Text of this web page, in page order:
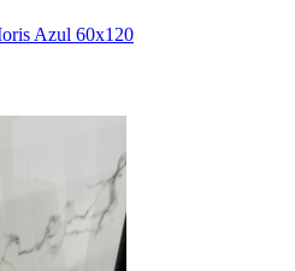
Azul 60х120